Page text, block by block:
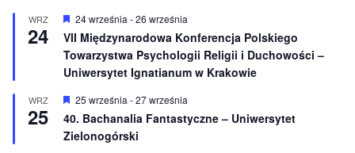
n
i
o
n
e
WRZ
24
W
y
r
ó
ż
n
i
o
n
e
24 września -26 września
VII Międzynarodowa Konferencja Polskiego
Towarzystwa Psychologii Religii i Duchowości –
Uniwersytet Ignatianum w Krakowie
WRZ
25
W
r
ó
25 września -27 września
40. Bachanalia Fantastyczne – Uniwersytet
Zielonogórski